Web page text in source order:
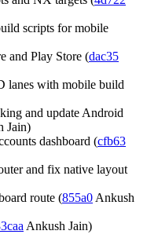
scripts for mobile
and Play Store (dac35
lanes with mobile build
and update Android
Jain)
dashboard (cfb63
and fix native layout
route (855a0 Ankush
Ankush Jain)